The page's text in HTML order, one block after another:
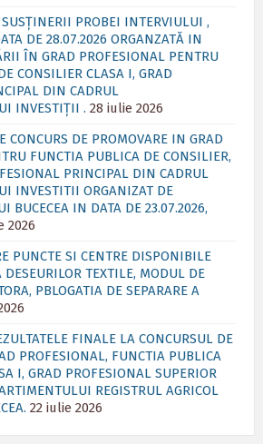
PROBEI INTERVIULUI ,
DE 28.07.2026 ORGANZATĂ IN
ÎN GRAD PROFESIONAL PENTRU
CONSILIER CLASA I, GRAD
DIN CADRUL
INVESTIȚII . 28 iulie 2026
CONCURS DE PROMOVARE IN GRAD
FUNCTIA PUBLICA DE CONSILIER,
PRINCIPAL DIN CADRUL
INVESTITII ORGANIZAT DE
BUCECEA IN DATA DE 23.07.2026,
2026
PUNCTE SI CENTRE DISPONIBILE
DESEURILOR TEXTILE, MODUL DE
PBLOGATIA DE SEPARARE A
FINALE LA CONCURSUL DE
PROFESIONAL, FUNCTIA PUBLICA
I, GRAD PROFESIONAL SUPERIOR
REGISTRUL AGRICOL
22 iulie 2026